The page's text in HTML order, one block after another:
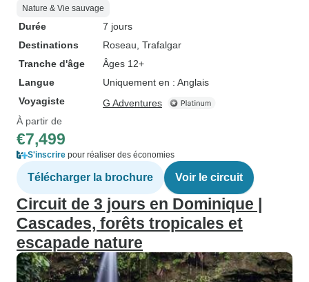
Nature & Vie sauvage
Durée
7 jours
Destinations
Roseau , Trafalgar
Tranche d'âge
Âges 12+
Langue
Uniquement en : Anglais
Voyagiste
G Adventures
À partir de
€7,499
S'inscrire pour réaliser des économies
Télécharger la brochure Voir le circuit
Circuit de 3 jours en Dominique |
Cascades, forêts tropicales et
escapade nature